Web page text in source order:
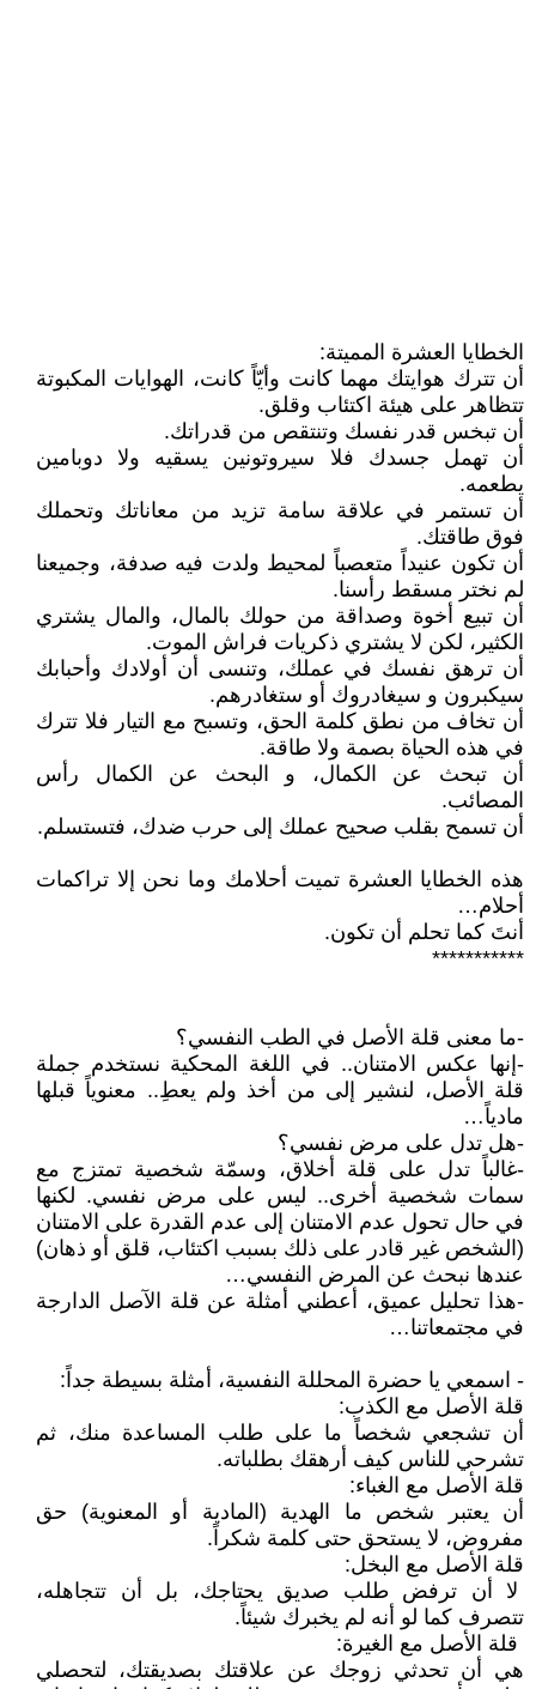
الخطايا العشرة المميتة:
أن تترك هوايتك مهما كانت وأيّاً كانت، الهوايات المكبوتة
تتظاهر على هيئة اكتئاب وقلق.
أن تبخس قدر نفسك وتنتقص من قدراتك.
أن تهمل جسدك فلا سيروتونين يسقيه ولا دوبامين
يطعمه.
أن تستمر في علاقة سامة تزيد من معاناتك وتحملك
فوق طاقتك.
أن تكون عنيداً متعصباً لمحيط ولدت فيه صدفة، وجميعنا
لم نختر مسقط رأسنا.
أن تبيع أخوة وصداقة من حولك بالمال، والمال يشتري
الكثير، لكن لا يشتري ذكريات فراش الموت.
أن ترهق نفسك في عملك، وتنسى أن أولادك وأحبابك
سيكبرون و سيغادروك أو ستغادرهم.
أن تخاف من نطق كلمة الحق، وتسبح مع التيار فلا تترك
في هذه الحياة بصمة ولا طاقة.
أن تبحث عن الكمال، و البحث عن الكمال رأس
المصائب.
أن تسمح بقلب صحيح عملك إلى حرب ضدك، فتستسلم.
هذه الخطايا العشرة تميت أحلامك وما نحن إلا تراكمات
أحلام…
أنتَ كما تحلم أن تكون.
***********
-ما معنى قلة الأصل في الطب النفسي؟
-إنها عكس الامتنان.. في اللغة المحكية نستخدم جملة
قلة الأصل، لنشير إلى من أخذ ولم يعطِ.. معنوياً قبلها
مادياً…
-هل تدل على مرض نفسي؟
-غالباً تدل على قلة أخلاق، وسمّة شخصية تمتزج مع
سمات شخصية أخرى.. ليس على مرض نفسي. لكنها
في حال تحول عدم الامتنان إلى عدم القدرة على الامتنان
(الشخص غير قادر على ذلك بسبب اكتئاب، قلق أو ذهان)
عندها نبحث عن المرض النفسي…
-هذا تحليل عميق، أعطني أمثلة عن قلة الآصل الدارجة
في مجتمعاتنا…
- اسمعي يا حضرة المحللة النفسية، أمثلة بسيطة جداً:
قلة الأصل مع الكذب:
أن تشجعي شخصاً ما على طلب المساعدة منك، ثم
تشرحي للناس كيف أرهقك بطلباته.
قلة الأصل مع الغباء:
أن يعتبر شخص ما الهدية (المادية أو المعنوية) حق
مفروض، لا يستحق حتى كلمة شكراً.
قلة الأصل مع البخل:
لا أن ترفض طلب صديق يحتاجك، بل أن تتجاهله،
تتصرف كما لو أنه لم يخبرك شيئاً.
قلة الأصل مع الغيرة:
هي أن تحدثي زوجك عن علاقتك بصديقتك، لتحصلي